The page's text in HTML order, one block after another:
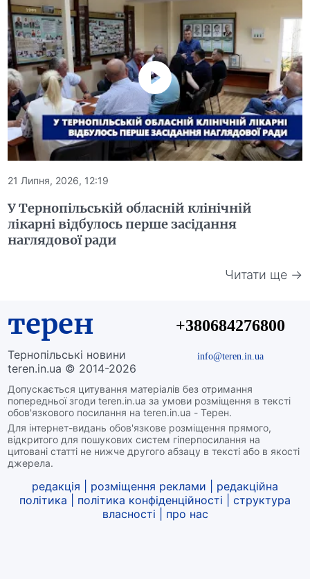
21 Липня, 2026, 12:19
У Тернопільській обласній клінічній
лікарні відбулось перше засідання
наглядової ради
Читати ще →
терен
Тернопільські новини
teren.in.ua © 2014-2026
Допускається цитування матеріалів без отримання
попередньої згоди teren.in.ua за умови розміщення в тексті
обов'язкового посилання на teren.in.ua - Терен.
Для інтернет-видань обов'язкове розміщення прямого,
відкритого для пошукових систем гіперпосилання на
цитовані статті не нижче другого абзацу в тексті або в якості
джерела.
+380684276800
info@teren.in.ua
редакція розміщення реклами
редакційна
політика
політика конфіденційності
структура
власності
про нас